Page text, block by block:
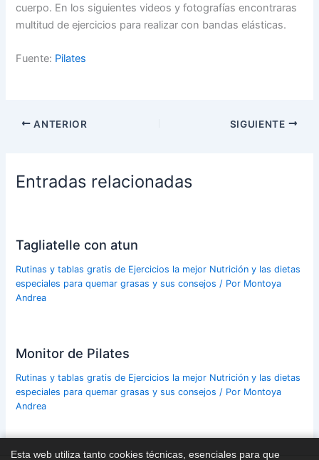
cuerpo. En los siguientes videos y fotografías encontraras
multitud de ejercicios para realizar con bandas elásticas.
Fuente: Pilates
ANTERIOR SIGUIENTE
Entradas relacionadas
Tagliatelle con atun
Rutinas y tablas gratis de Ejercicios la mejor Nutrición y las dietas
especiales para quemar grasas y sus consejos / Por Montoya
Andrea
Monitor de Pilates
Rutinas y tablas gratis de Ejercicios la mejor Nutrición y las dietas
especiales para quemar grasas y sus consejos / Por Montoya
Andrea
Esta web utiliza tanto cookies técnicas, esenciales para que